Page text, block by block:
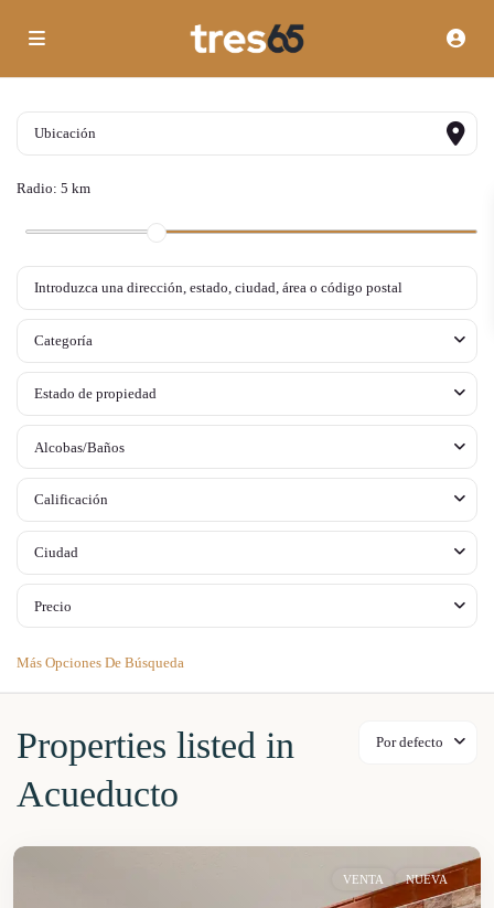
Radio: 5 km
Categoría
Estado de propiedad
Alcobas/Baños
Calificación
Ciudad
Precio
Más Opciones De Búsqueda
Por defecto
Properties listed in
Acueducto
VENTA NUEVA